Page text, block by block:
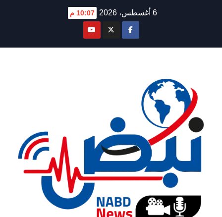
6 أغسطس، 2026 10:07 م